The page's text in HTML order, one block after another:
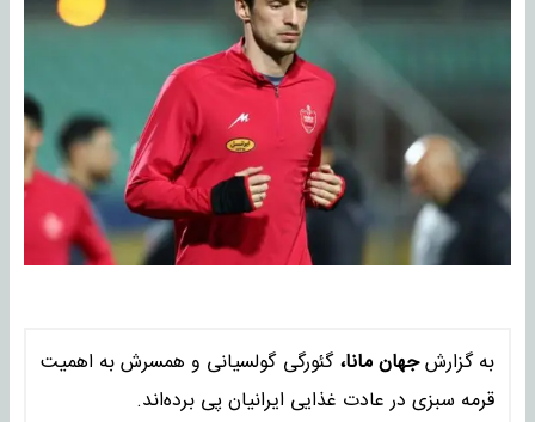
به گزارشجهان مانا،گئورگی گولسیانی و همسرش به اهمیت
قرمه سبزی در عادت غذایی ایرانیان پی برده‌اند.